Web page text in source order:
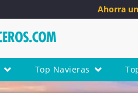
Ahorra
Top Navieras